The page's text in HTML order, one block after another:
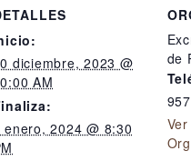
diciembre, 2023 @
AM
enero, 2024 @ 8:30
de